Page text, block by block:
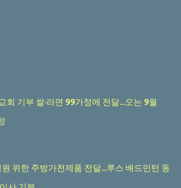
회 기부 쌀·라면 99가정에 전달...오는 9월
위한 주방가전제품 전달...루스 배드민턴 동